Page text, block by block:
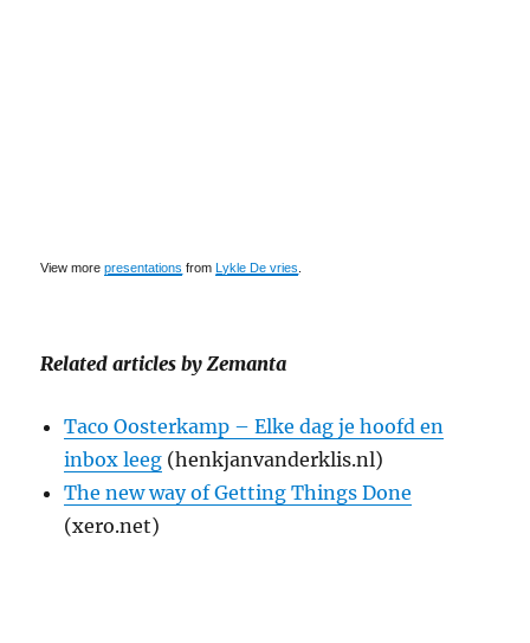
View morepresentations from Lykle De vries
Related articles by Zemanta
Taco Oosterkamp – Elke dag je hoofd en
inbox leeg (henkjanvanderklis.nl)
The new way of Getting Things Done
(xero.net)